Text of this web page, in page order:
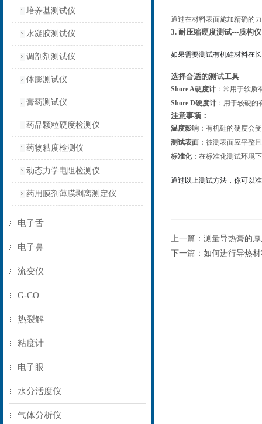
培养基测试仪
水凝胶测试仪
调剖剂测试仪
体膨测试仪
膏药测试仪
药品颗粒硬度检测仪
药物粘度检测仪
动态力学电阻检测仪
药用膜剂薄膜剥离测定仪
电子舌
电子鼻
流变仪
G-CO
热裂解
粘度计
电子眼
水分活度仪
气体分析仪
通过在材料表面施加精确的
3. 耐压缩硬度测试---质构仪
如果需要测试有机硅材料在
选择合适的测试工具
Shore A硬度计 ：常用于软
Shore D硬度计 ：用于较硬
注意事项：
温度影响 ：有机硅的硬度会
测试表面 ：被测表面应平整
标准化：在标准化测试环境
通过以上测试方法，你可以
上一篇： 测量导热膏的
下一篇： 如何进行导热